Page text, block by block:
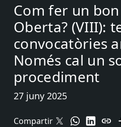
Com fer un
Oberta? (VIII):
convocatòries
Només cal un
procediment
27 juny 2025
Compartir